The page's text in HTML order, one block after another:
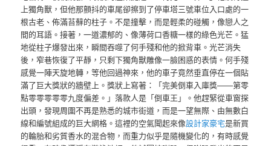
上獨角獸，但他那顫抖的車尾卻擦到了停車塔三號車位入口處的一
根古老、佈滿苔蘚的柱子。不是撞擊，而是輕柔的碰觸，像戀人之
間的耳語。接著，一道濃郁的、像薄荷口香糖一樣的綠色光芒。猛
地從柱子爆發出來，瞬間吞噬了何手殘和他的掀背車。光芒消失
後，窄巷恢復了平靜，只剩下獨角獸雕像一臉困惑的表情。何手殘
感覺一陣天旋地轉，等他回過神來，他的車子竟然垂直停在一個貼
滿了巨大獎狀的牆壁上。獎狀上寫著：「完美倒車入庫獎——第零
點零零零零零九度偏差。」落款人是「倒車王」。他趕緊從車窗探
出頭，發現周圍不再是熟悉的城市街道，而是一望無際、由無數白
線和編號組成的巨大網格。這裡的空氣聞起來像設計家豪宅是新買
的輪胎和劣質香水的混合物，而重力似乎是隨機變化的，有時感覺